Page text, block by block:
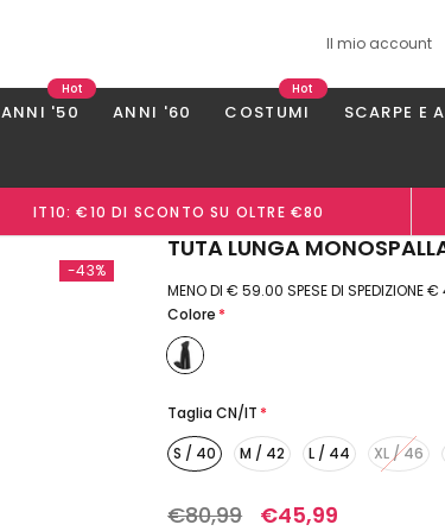
Il mio account
ANNI '50
Hot
ANNI '60 COSTUMI
Hot
SCARPE E
IT10: €10 DI SCONTO SU OLTRE €80
-43%
TUTA LUNGA
MENO DI € 59.00 SPESE DI SPEDIZIONE
Colore *
Taglia CN/IT *
S / 40
M / 42 L / 44 XL / 46
€80,99 €45,99